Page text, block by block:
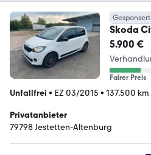
Gesponsert
Skoda
Monte
5.900 €
Fairer Preis
Unfallfrei • EZ 03/2015 • 137.500 km
Privatanbieter
79798 Jestetten-Altenburg